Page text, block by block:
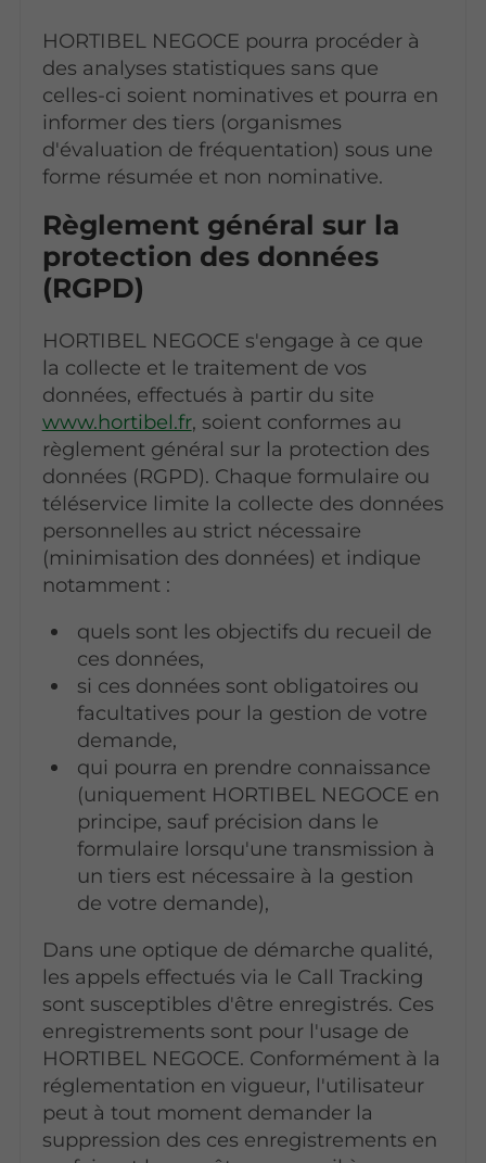
HORTIBEL NEGOCE pourra procéder à
des analyses statistiques sans que
celles-ci soient nominatives et pourra en
informer des tiers (organismes
d'évaluation de fréquentation) sous une
forme résumée et non nominative.
Règlement général sur la
protection des données
(RGPD)
HORTIBEL NEGOCE s'engage à ce que
la collecte et le traitement de vos
données, effectués à partir du site
www.hortibel.fr, soient conformes au
règlement général sur la protection des
données (RGPD). Chaque formulaire ou
téléservice limite la collecte des données
personnelles au strict nécessaire
(minimisation des données) et indique
notamment :
quels sont les objectifs du recueil de
ces données,
si ces données sont obligatoires ou
facultatives pour la gestion de votre
demande,
qui pourra en prendre connaissance
(uniquement HORTIBEL NEGOCE en
principe, sauf précision dans le
formulaire lorsqu'une transmission à
un tiers est nécessaire à la gestion
de votre demande),
Dans une optique de démarche qualité,
les appels effectués via le Call Tracking
sont susceptibles d'être enregistrés. Ces
enregistrements sont pour l'usage de
HORTIBEL NEGOCE. Conformément à la
réglementation en vigueur, l'utilisateur
peut à tout moment demander la
suppression des ces enregistrements en